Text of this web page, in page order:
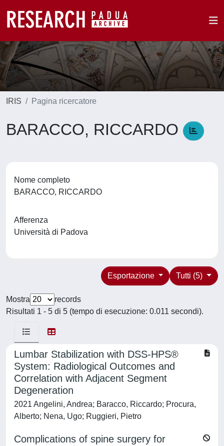
IRIS Pagina ricercatore
BARACCO, RICCARDO
Nome completo
BARACCO, RICCARDO
Afferenza
Università di Padova
Tutti (5)
Esportazione
Mostra
records
Risultati 1 - 5 di 5 (tempo di esecuzione: 0.011 secondi).
Lumbar Stabilization with DSS-HPS®
System: Radiological Outcomes and
Correlation with Adjacent Segment
Degeneration
2021 Angelini, Andrea; Baracco, Riccardo; Procura,
Alberto; Nena, Ugo; Ruggieri, Pietro
Complications of spine surgery for